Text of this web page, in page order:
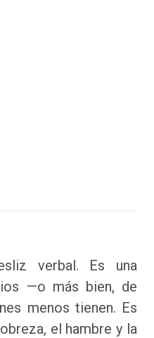
verbal. Es una
—o más bien, de
menos tienen. Es
el hambre y la